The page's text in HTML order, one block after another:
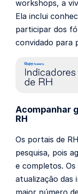
workshops, a
Ela inclui
participar dos
convidado para
Acompanhar
RH
Os portais de
pesquisa, pois
e completos.
atualização das